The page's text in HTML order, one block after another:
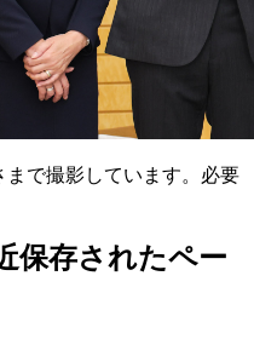
まで撮影しています。必要
保存されたペー